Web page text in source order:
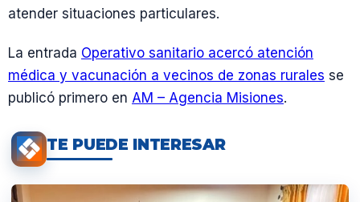
atender situaciones particulares.
La entrada Operativo sanitario acercó atención
médica y vacunación a vecinos de zonas rurales se
publicó primero en AM – Agencia Misiones.
TE PUEDE INTERESAR